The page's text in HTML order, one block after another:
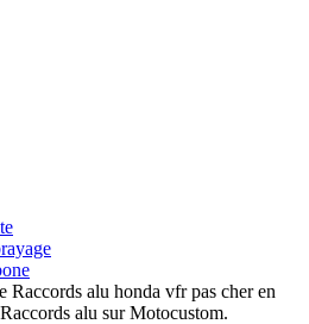
Raccords alu honda vfr pas cher en
alu sur Motocustom.